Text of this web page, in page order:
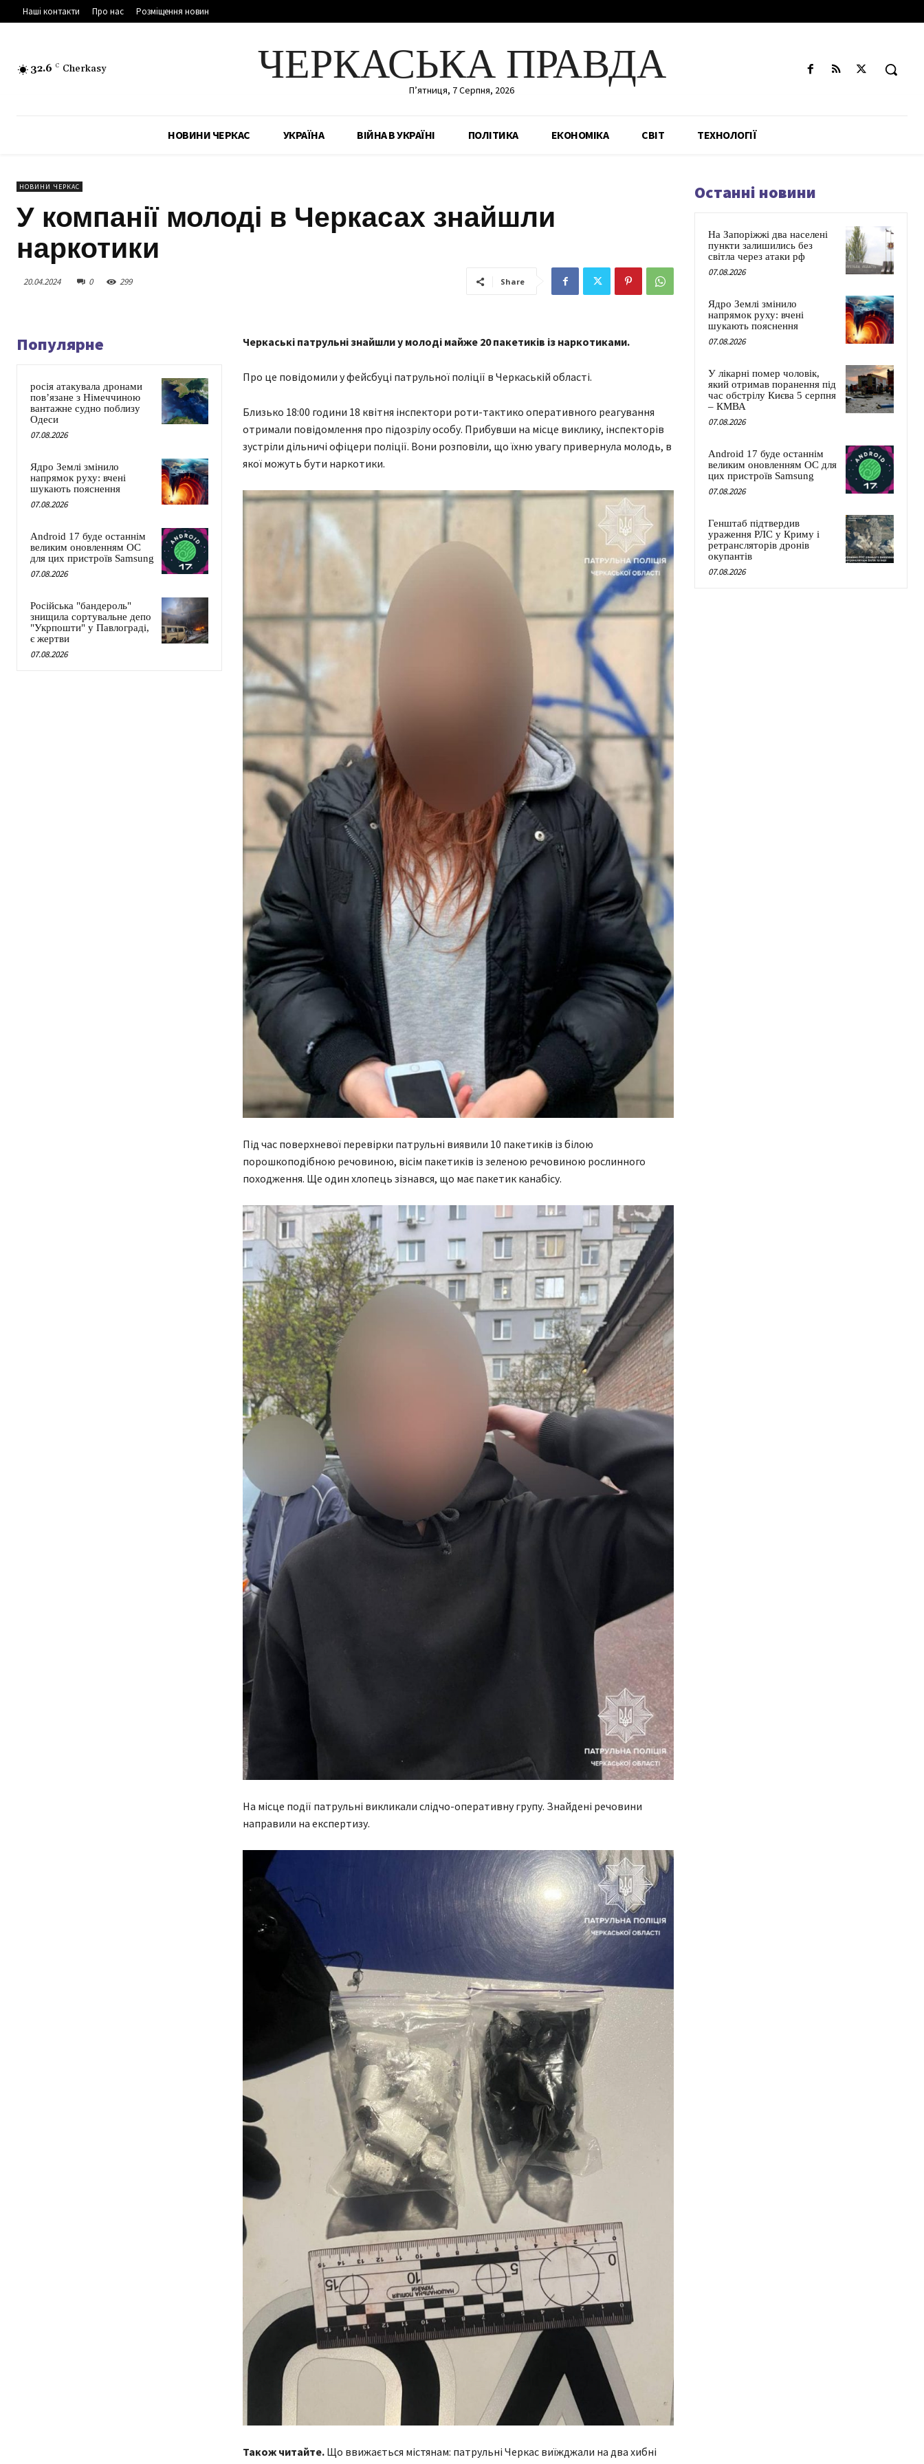
Наші контакти Про нас Розміщення новин
32.6 C Cherkasy ЧЕРКАСЬКА ПРАВДА
П’ятниця, 7 Серпня, 2026
НОВИНИ ЧЕРКАС УКРАЇНА ВІЙНА В УКРАЇНІ ПОЛІТИКА ЕКОНОМІКА СВІТ ТЕХНОЛОГІЇ
НОВИНИ ЧЕРКАС
У компанії молоді в Черкасах знайшли
наркотики
20.04.2024 0 299 Share
Популярне
росія атакувала дронами
пов’язане з Німеччиною
вантажне судно поблизу
Одеси
07.08.2026
Ядро Землі змінило
напрямок руху: вчені
шукають пояснення
07.08.2026
Android 17 буде останнім
великим оновленням ОС
для цих пристроїв Samsung
07.08.2026
Російська "бандероль"
знищила сортувальне депо
"Укрпошти" у Павлограді,
є жертви
07.08.2026
Черкаські патрульні знайшли у молоді майже 20 пакетиків із наркотиками.
Про це повідомили у фейсбуці патрульної поліції в Черкаській області.
Близько 18:00 години 18 квітня інспектори роти-тактико оперативного реагування
отримали повідомлення про підозрілу особу. Прибувши на місце виклику, інспекторів
зустріли дільничі офіцери поліції. Вони розповіли, що їхню увагу привернула молодь, в
якої можуть бути наркотики.
Під час поверхневої перевірки патрульні виявили 10 пакетиків із білою
порошкоподібною речовиною, вісім пакетиків із зеленою речовиною рослинного
походження. Ще один хлопець зізнався, що має пакетик канабісу.
На місце події патрульні викликали слідчо-оперативну групу. Знайдені речовини
направили на експертизу.
Також читайте. Що ввижається містянам: патрульні Черкас виїжджали на два хибні
Останні новини
На Запоріжжі два населені
пункти залишились без
світла через атаки рф
07.08.2026
Ядро Землі змінило
напрямок руху: вчені
шукають пояснення
07.08.2026
У лікарні помер чоловік,
який отримав поранення під
час обстрілу Києва 5 серпня
– КМВА
07.08.2026
Android 17 буде останнім
великим оновленням ОС для
цих пристроїв Samsung
07.08.2026
Генштаб підтвердив
ураження РЛС у Криму і
ретрансляторів дронів
окупантів
07.08.2026